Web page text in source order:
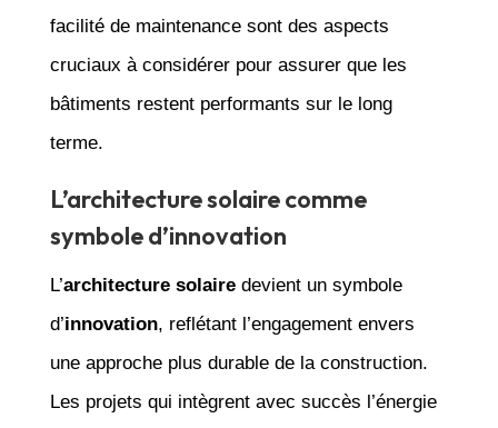
facilité de maintenance sont des aspects
cruciaux à considérer pour assurer que les
bâtiments restent performants sur le long
terme.
L’architecture solaire comme
symbole d’innovation
L’architecture solairedevient un symbole
d’innovation, reflétant l’engagement envers
une approche plus durable de la construction.
Les projets qui intègrent avec succès l’énergie